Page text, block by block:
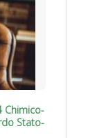
Chimico-
Stato-